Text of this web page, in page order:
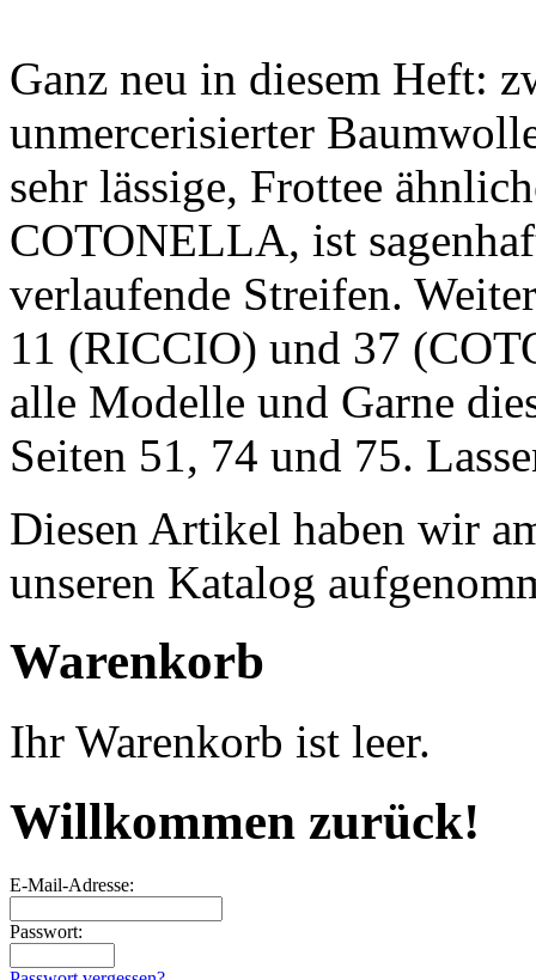
Ganz neu in diesem Heft:
unmercerisierter
sehr lässige, Frottee
COTONELLA, ist
verlaufende Streifen.
11 (RICCIO) und 37
alle Modelle und Garne
Seiten 51, 74 und 75.
Diesen Artikel haben wir
unseren Katalog
Warenkorb
Ihr Warenkorb ist leer.
Willkommen zurück!
E-Mail-Adresse:
Passwort: